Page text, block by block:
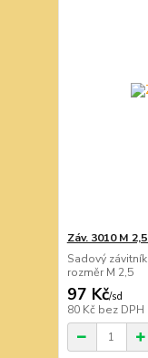
Záv. 3010 M
Sadový
rozměr M 2,5
97 Kč/sd
80 Kč bez DPH